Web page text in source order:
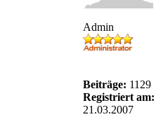
Admin
Beiträge: 1129
Registriert am:
21.03.2007